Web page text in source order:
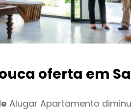
oferta em
Alugar Apartamento